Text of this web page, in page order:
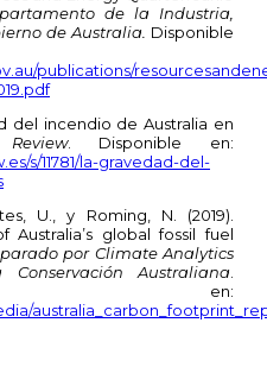
de la Industria,
de Australia. Disponible
publications/
del incendio de Australia en
. Disponible en:
s/11781/la-gravedad-del-
U., y Roming, N. (2019).
Australia’s global fossil fuel
por Climate Analytics
Australiana
en: